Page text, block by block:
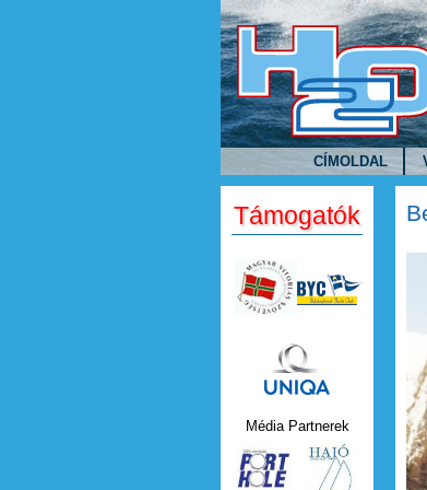
CÍMOLDAL
Támogatók
Uniqa.png
Média Partnerek